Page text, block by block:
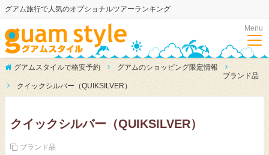
グアム旅行で人気のオプショナルツアーランキング
Menu
グアムスタイルで格安予約
グアムのショッピング限定情報
ブランド品
クイックシルバー（QUIKSILVER）
クイックシルバー（QUIKSILVER）
ブランド品